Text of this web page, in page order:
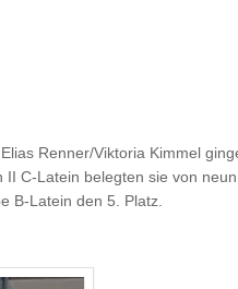
Renner/Viktoria Kimmel
C-Latein belegten sie von
B-Latein den 5. Platz.